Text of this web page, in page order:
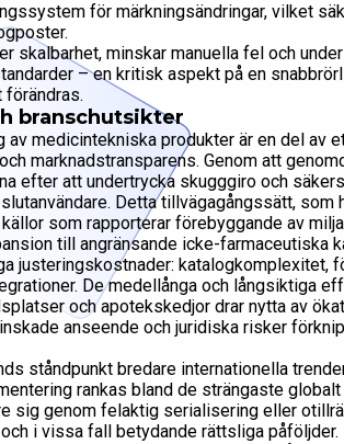
för märkningsändringar, vilket
skalbarhet, minskar manuella fel och
– en kritisk aspekt på en
branschutsikter
av medicintekniska produkter är en del
marknadstransparens. Genom att
efter att undertrycka skugggiro och
Detta tillvägagångssätt,
som rapporterar förebyggande av
till angränsande icke-farmaceutiska
justeringskostnader: katalogkomplexitet,
De medellånga och långsiktiga
och apotekskedjor drar nytta av
anseende och juridiska risker
ståndpunkt bredare internationella
rankas bland de strängaste
sig genom felaktig serialisering eller
i vissa fall betydande rättsliga påföljder.